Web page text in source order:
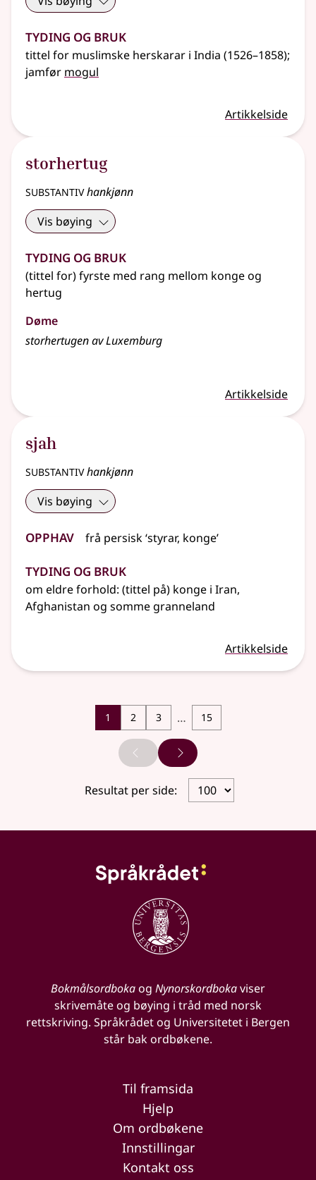
Tyding og bruk
tittel for muslimske herskarar i India (1526–1858);
jamfør mogul
Artikkelside
storhertug
substantivhankjønn
Vis bøying
Tyding og bruk
(tittel for) fyrste med rang mellom konge og
hertug
Døme
storhertugen av Luxemburg
Artikkelside
sjah
substantivhankjønn
Vis bøying
Opphav frå persisk ‘styrar, konge’
Tyding og bruk
om eldre forhold: (tittel på) konge i Iran,
Afghanistan og somme granneland
Artikkelside
1 2 3 … 15
Forrige sideNeste side
Resultat per side:
Bokmålsordbokaog Nynorskordbokaviser
skrivemåte og bøying i tråd med norsk
rettskriving. Språkrådet og Universitetet i Bergen
står bak ordbøkene.
Til framsida
Hjelp
Om ordbøkene
Innstillingar
Kontakt oss